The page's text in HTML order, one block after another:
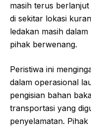
masih terus
di sekitar lokasi
ledakan masih
pihak berwenang.
Peristiwa ini
dalam operasional
pengisian bahan
transportasi yang
penyelamatan.